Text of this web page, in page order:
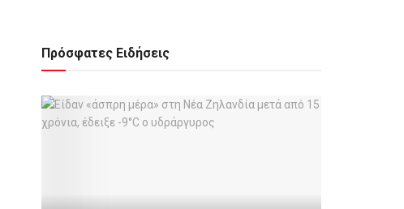
Πρόσφατες Ειδήσεις